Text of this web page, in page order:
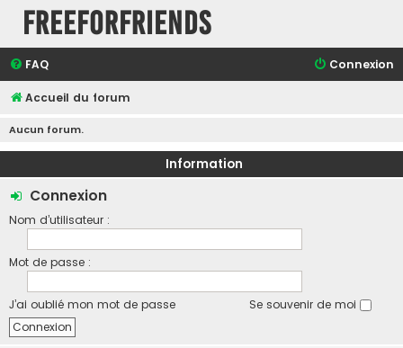
FreeForFriends
FAQ Connexion
Accueil du forum
Aucun forum.
Information
Connexion
Nom d’utilisateur :
Mot de passe :
J’ai oublié mon mot de passe Se souvenir de moi